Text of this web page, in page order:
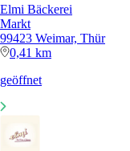
Elmi Bäckerei
Markt
99423 Weimar, Thür
0,41 km
geöffnet